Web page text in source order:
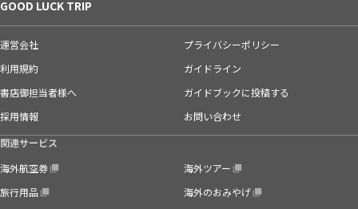
GOOD LUCK TRIP
運営会社
プライバシーポリシー
利用規約
ガイドライン
書店御担当者様へ
ガイドブックに投稿する
採用情報
お問い合わせ
関連サービス
海外航空券
海外ツアー
旅行用品
海外のおみやげ